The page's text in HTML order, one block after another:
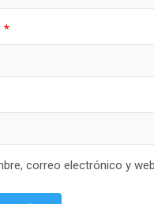
*
correo electrónico y